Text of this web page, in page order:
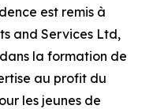
est remis à
and Services Ltd,
la formation de
au profit du
les jeunes de